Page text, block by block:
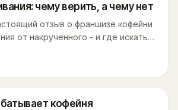
чему верить, а чему нет
отзыв о франшизе кофейни
от накрученного - и где искать
кофейня